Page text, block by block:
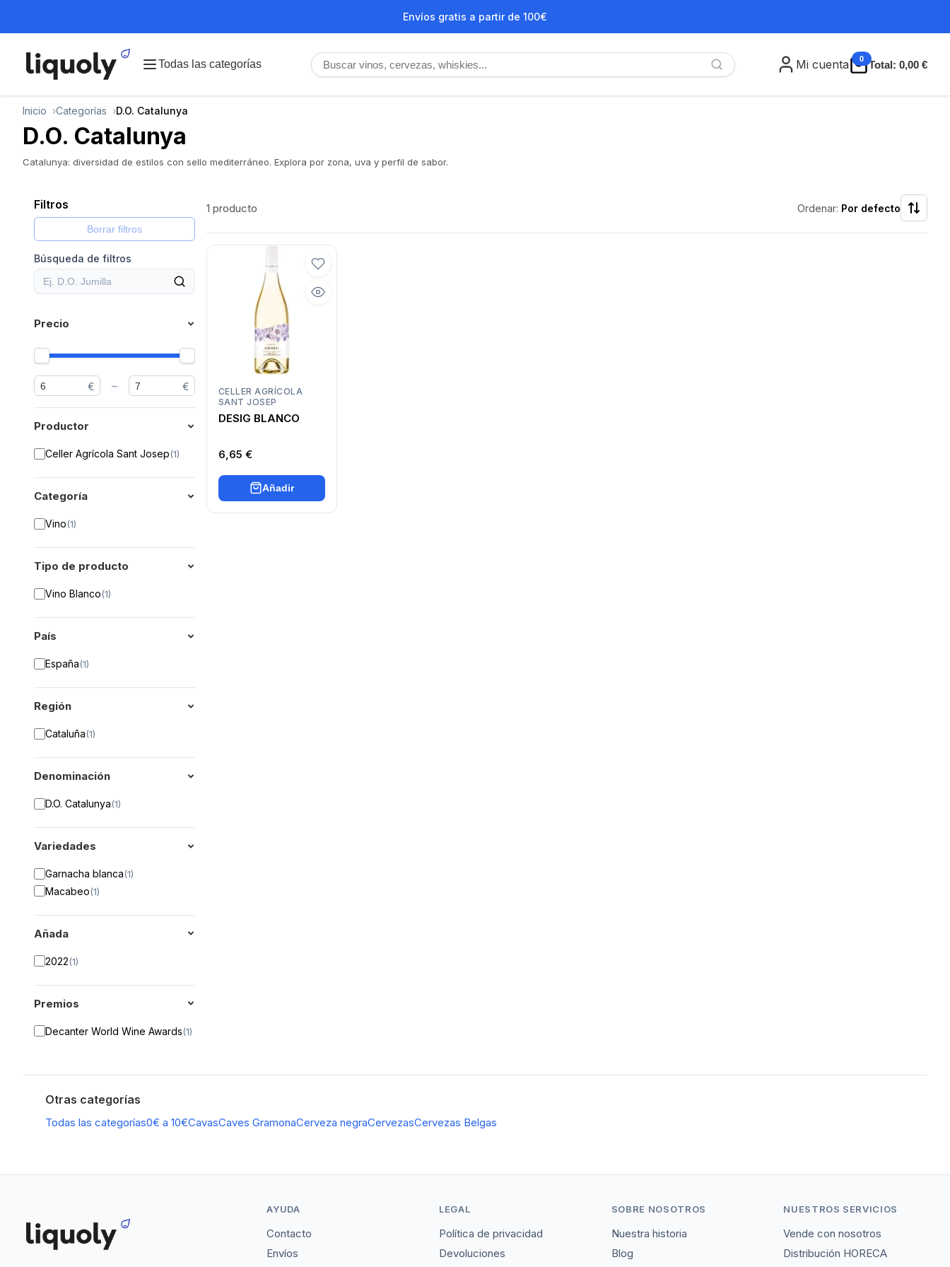
Envíos gratis a partir de 100€
Todas las categorías Mi cuenta 0 Total: 0,00 €
Inicio Categorías D.O. Catalunya
D.O. Catalunya
Catalunya: diversidad de estilos con sello mediterráneo. Explora por zona, uva y perfil de sabor.
Filtros
Borrar filtros
Búsqueda de filtros
Precio
€ – €
Productor
Celler Agrícola Sant Josep(1)
Categoría
Vino(1)
Tipo de producto
Vino Blanco(1)
País
España(1)
Región
Cataluña(1)
Denominación
D.O. Catalunya(1)
Variedades
Garnacha blanca(1)
Macabeo(1)
Añada
2022(1)
Premios
Decanter World Wine Awards(1)
1 producto Ordenar: Por defecto
CELLER AGRÍCOLA
SANT JOSEP
DESIG BLANCO
6,65 €
Añadir
Otras categorías
Todas las categorías0€ a 10€CavasCaves GramonaCerveza negraCervezasCervezas Belgas
AYUDA
Contacto
Envíos
LEGAL
Política de privacidad
Devoluciones
SOBRE NOSOTROS
Nuestra historia
Blog
NUESTROS SERVICIOS
Vende con nosotros
Distribución HORECA